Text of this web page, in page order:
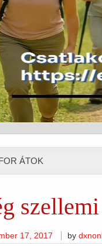
ÁTOK
17, 2017 by